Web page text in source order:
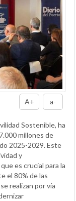
A+ a-
Sostenible, ha
millones de
2025-2029. Este
y
es crucial para la
el 80% de las
realizan por vía